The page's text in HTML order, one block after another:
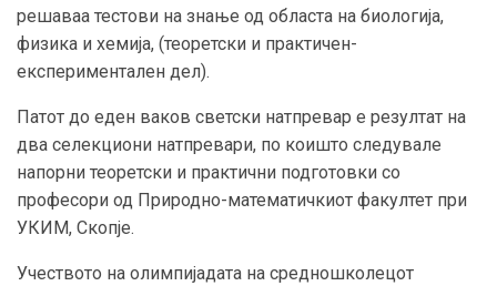
решаваа тестови на знање од областа на биологија,
физика и хемија, (теоретски и практичен-
експериментален дел).
Патот до еден ваков светски натпревар е резултат на
два селекциони натпревари, по коишто следувале
напорни теоретски и практични подготовки со
професори од Природно-математичкиот факултет при
УКИМ, Скопје.
Учеството на олимпијадата на средношколецот